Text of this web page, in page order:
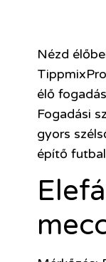
Nézd
élő
Fogadási
gyors
építő